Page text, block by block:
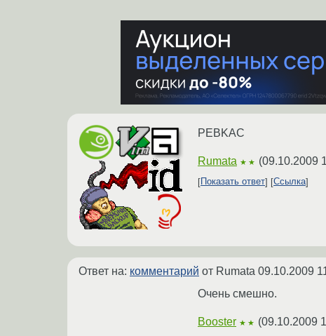
PEBKAC
Rumata ★★ (09.10.2009
Показать ответ Ссылка
Ответ на: комментарий от Rumata 09.10.2009
Очень смешно.
Booster ★★ (09.10.2009